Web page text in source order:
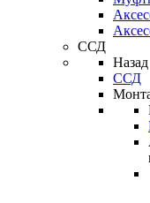
ССД
Назад
ССД